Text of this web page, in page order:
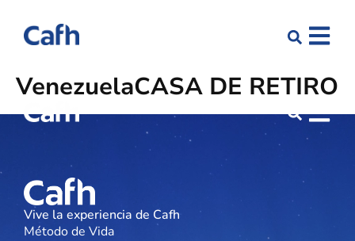
VenezuelaCASA DE RETIRO
Vive la experiencia de Cafh
Método de Vida